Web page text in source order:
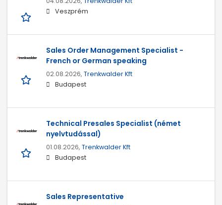
Veszprém
Sales Order Management Specialist -
French or German speaking
02.08.2026, Trenkwalder Kft
Budapest
Technical Presales Specialist (német
nyelvtudással)
01.08.2026, Trenkwalder Kft
Budapest
Sales Representative